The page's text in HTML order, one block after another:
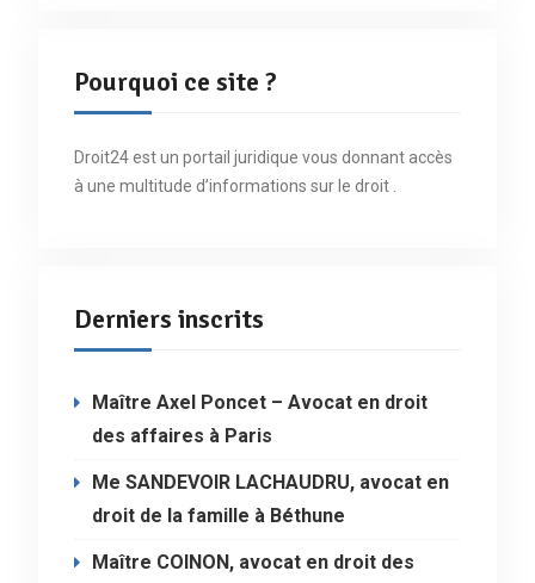
Pourquoi ce site ?
Droit24 est un portail juridique vous donnant accès
à une multitude d’informations sur le droit .
Derniers inscrits
Maître Axel Poncet – Avocat en droit
des affaires à Paris
Me SANDEVOIR LACHAUDRU, avocat en
droit de la famille à Béthune
Maître COINON, avocat en droit des